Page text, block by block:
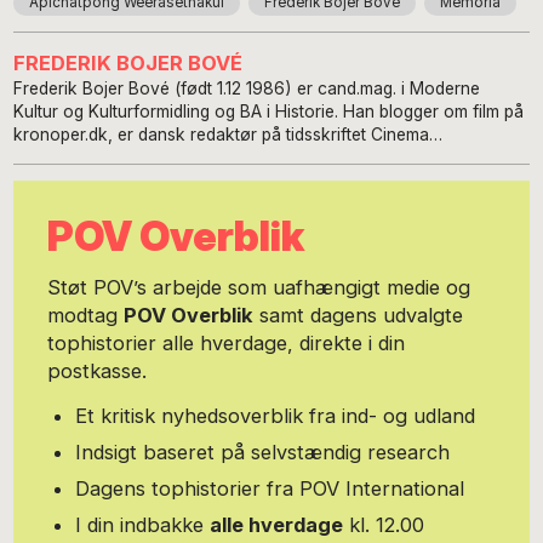
FREDERIK BOJER BOVÉ
Frederik Bojer Bové (født 1.12 1986) er cand.mag. i Moderne
Kultur og Kulturformidling og BA i Historie. Han blogger om film på
kronoper.dk, er dansk redaktør på tidsskriftet Cinema
Architecture Festival.
POV Overblik
Støt POV’s arbejde som uafhængigt medie og
modtag POV Overbliksamt dagens udvalgte
tophistorier alle hverdage, direkte i din
postkasse.
Et kritisk nyhedsoverblik fra ind- og udland
Indsigt baseret på selvstændig research
Dagens tophistorier fra POV International
I din indbakke alle hverdage kl. 12.00